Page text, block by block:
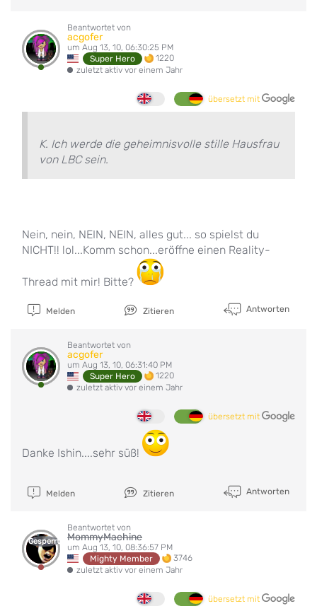
Beantwortet von
acgofer
um Aug 13, 10, 06:30:25 PM
Super Hero
1220
zuletzt aktiv vor einem Jahr
übersetzt mit
K. Ich werde die geheimnisvolle stille Hausfrau
von LBC sein.
Nein, nein, NEIN, NEIN, alles gut... so spielst du
NICHT!! lol...Komm schon...eröffne einen Reality-
Thread mit mir! Bitte?
Melden Zitieren Antworten
Beantwortet von
acgofer
um Aug 13, 10, 06:31:40 PM
Super Hero
1220
zuletzt aktiv vor einem Jahr
übersetzt mit
Danke Ishin....sehr süß!
Melden Zitieren Antworten
Gesperrt
Beantwortet von
MommyMachine
um Aug 13, 10, 08:36:57 PM
Mighty Member
3746
zuletzt aktiv vor einem Jahr
übersetzt mit